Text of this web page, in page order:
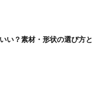
い？素材・形状の選び方と